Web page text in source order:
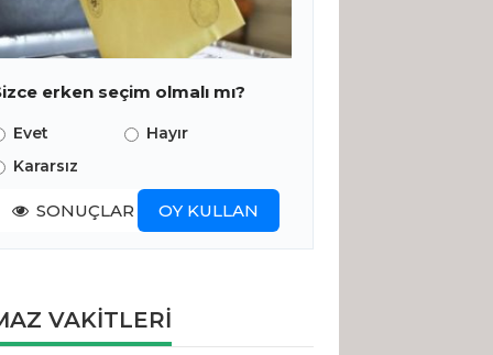
erken seçim olmalı mı?
Evet
Hayır
Kararsız
SONUÇLAR OY KULLAN
VAKİTLERİ